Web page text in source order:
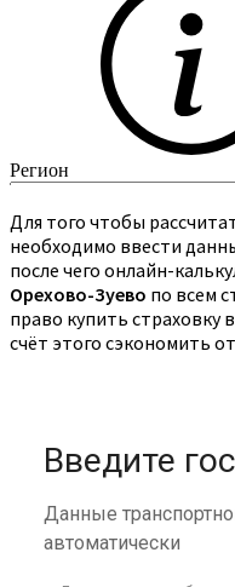
Для того чтобы
необходимо ввести
после чего онлайн-
Орехово-Зуево по всем
право купить страховку
счёт этого сэкономить